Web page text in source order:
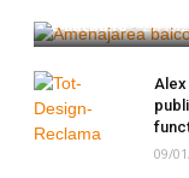
e-Bacau.ro - 27/10/
09/